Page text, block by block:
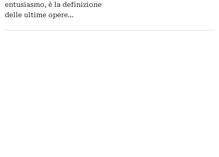
entusiasmo, è la definizione
delle ultime opere…